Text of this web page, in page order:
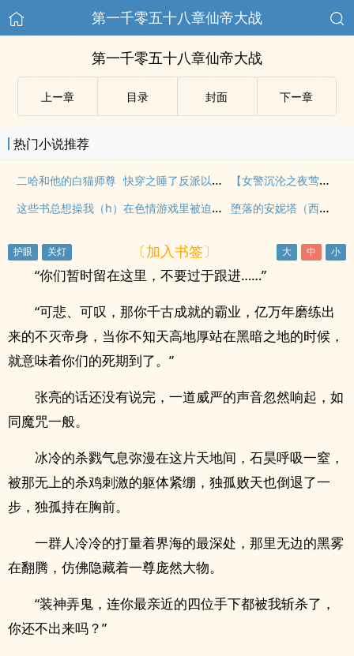
第一千零五十八章仙帝大战
第一千零五十八章仙帝大战
上ー章 目录 封面 下ー章
热门小说推荐
二哈和他的白猫师尊 快穿之睡了反派以后（H） 【女警沉沦之夜莺俱乐部】(第十五章下)（更新两万五千字）
这些书总想操我（h） 在色情游戏里被迫直播高潮（西幻 人外 nph） 堕落的安妮塔（西幻 人外 nph）
〔加入书签〕
“你们暂时留在这里，不要过于跟进……”
“可悲、可叹，那你千古成就的霸业，亿万年磨练出
来的不灭帝身，当你不知天高地厚站在黑暗之地的时候，
就意味着你们的死期到了。”
张亮的话还没有说完，一道威严的声音忽然响起，如
同魔咒一般。
冰冷的杀戮气息弥漫在这片天地间，石昊呼吸一窒，
被那无上的杀鸡刺激的躯体紧绷，独孤败天也倒退了一
步，独孤持在胸前。
一群人冷冷的打量着界海的最深处，那里无边的黑雾
在翻腾，仿佛隐藏着一尊庞然大物。
“装神弄鬼，连你最亲近的四位手下都被我斩杀了，
你还不出来吗？”